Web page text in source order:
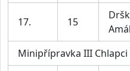
17. 15
Minipřípravka III Chlapci